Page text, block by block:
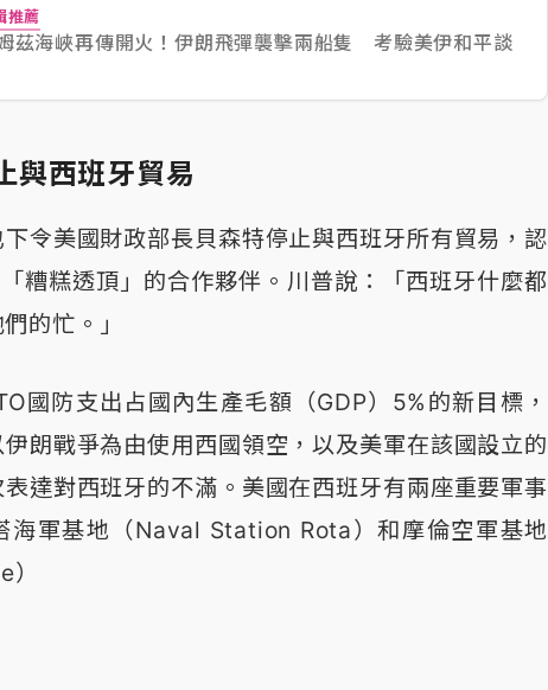
推薦
茲海峽再傳開火！伊朗飛彈襲擊兩船隻 考驗美伊和平談
與西班牙貿易
令美國財政部長貝森特停止與西班牙所有貿易，認
糟糕透頂」的合作夥伴。川普說：「西班牙什麼都
的忙。」
國防支出占國內生產毛額（GDP）5%的新目標，
朗戰爭為由使用西國領空，以及美軍在該國設立的
達對西班牙的不滿。美國在西班牙有兩座重要軍事
海軍基地（Naval Station Rota）和摩倫空軍基地